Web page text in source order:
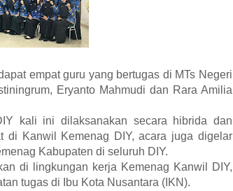
empat guru yang bertugas di MTs Negeri
Eryanto Mahmudi dan Rara Amilia
kali ini dilaksanakan secara hibrida dan
di Kanwil Kemenag DIY, acara juga digelar
Kabupaten di seluruh DIY.
di lingkungan kerja Kemenag Kanwil DIY,
tugas di Ibu Kota Nusantara (IKN).